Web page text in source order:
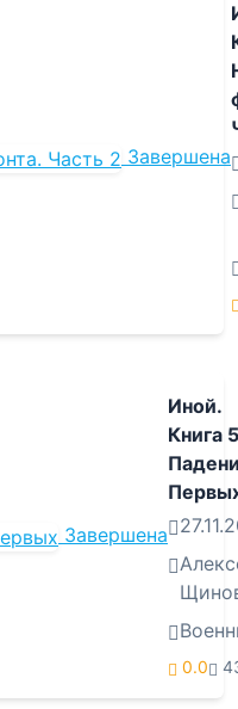
Завершена
Завершена
Иной.
Книга
0.0